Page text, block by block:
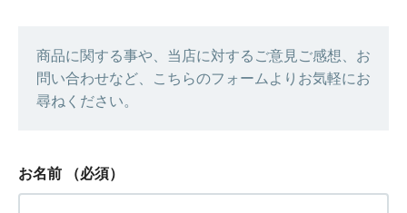
商品に関する事や、当店に対するご意見ご感想、お
問い合わせなど、こちらのフォームよりお気軽にお
尋ねください。
お名前 （必須）